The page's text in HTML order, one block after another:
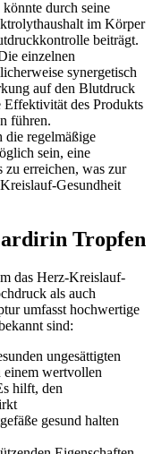
durch seine
im Körper
beiträgt.
einzelnen
synergetisch
auf den Blutdruck
Effektivität des Produkts
führen.
die regelmäßige
sein, eine
erreichen, was zur
Gesundheit
Tropfen
das Herz-Kreislauf-
als auch
umfasst hochwertige
sind:
ungesättigten
einem wertvollen
hilft, den
gesund halten